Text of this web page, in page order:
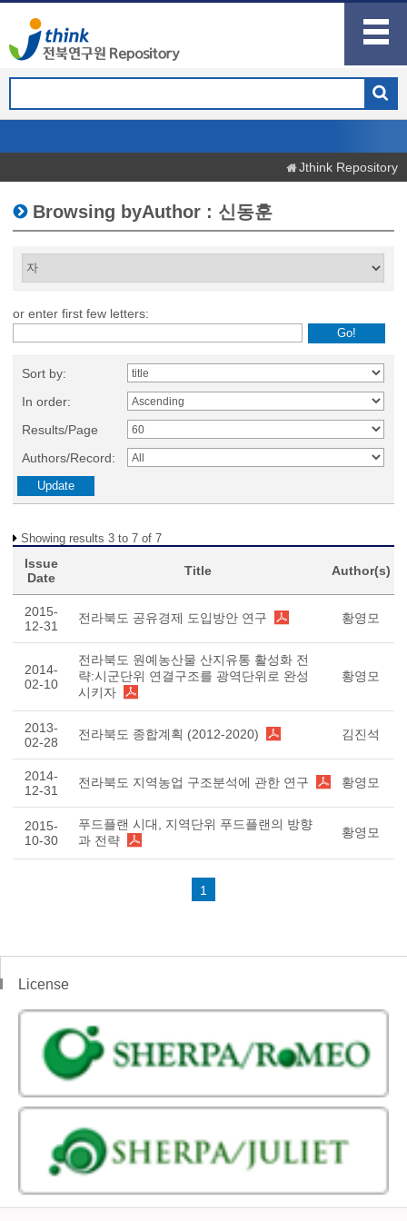
Jthink Repository
Browsing byAuthor : 신동훈
or enter first few letters:
Sort by:
In order:
Results/Page
Authors/Record:
Showing results 3 to 7 of 7
Issue
Date
Title Author(s)
2015-
12-31
전라북도 공유경제 도입방안 연구 황영모
2014-
02-10
전라북도 원예농산물 산지유통 활성화 전
략:시군단위 연결구조를 광역단위로 완성
시키자
황영모
2013-
02-28
전라북도 종합계획 (2012-2020) 김진석
2014-
12-31
전라북도 지역농업 구조분석에 관한 연구 황영모
2015-
10-30
푸드플랜 시대, 지역단위 푸드플랜의 방향
과 전략
황영모
1
License